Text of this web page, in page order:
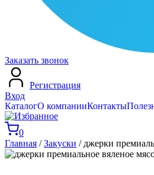
Заказать звонок
Вход
Регистрация
КаталогО компанииКонтакты
0
Главная /Закуски / джерки